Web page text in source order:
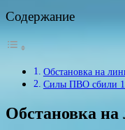
Содержание
Обстановка на
Силы ПВО сбили
Обстановка на